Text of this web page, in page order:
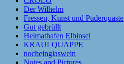
Der Wilhelm
Fressen, Kunst und Puderquaste
Gut gebrüllt
Heimathafen Elbinsel
KRAULQUAPPE
nocheinglaswein
Notes and Pictures